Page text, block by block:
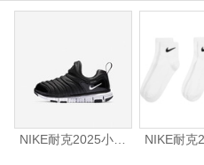
NIKE耐克2025小童NIKE DYNAMO FREE (PS)儿童343738-013